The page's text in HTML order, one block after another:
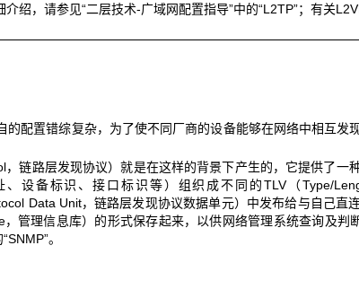
绍，请参见“二层技术-广域网配置指导”中的“L2TP”；有关
的配置错综复杂，为了使不同厂商的设备能够在网络中相互发
链路层发现协议）就是在这样的背景下产生的，它提供了一
设备标识、接口标识等）组织成不同的TLV（Type/
Data Unit，链路层发现协议数据单元）中发布给与自己直
管理信息库）的形式保存起来，以供网络管理系统查询及判
。